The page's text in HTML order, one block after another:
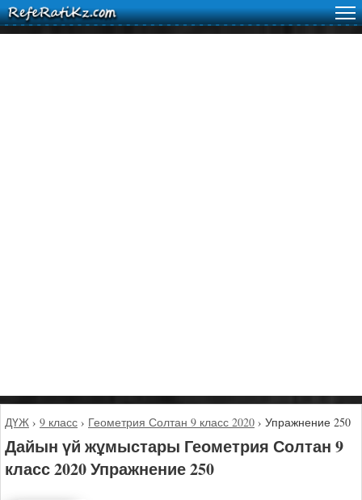
ДҮЖ › 9 класс › Геометрия Солтан 9 класс 2020 › Упражнение 250
Дайын үй жұмыстары Геометрия Солтан 9
класс 2020 Упражнение 250